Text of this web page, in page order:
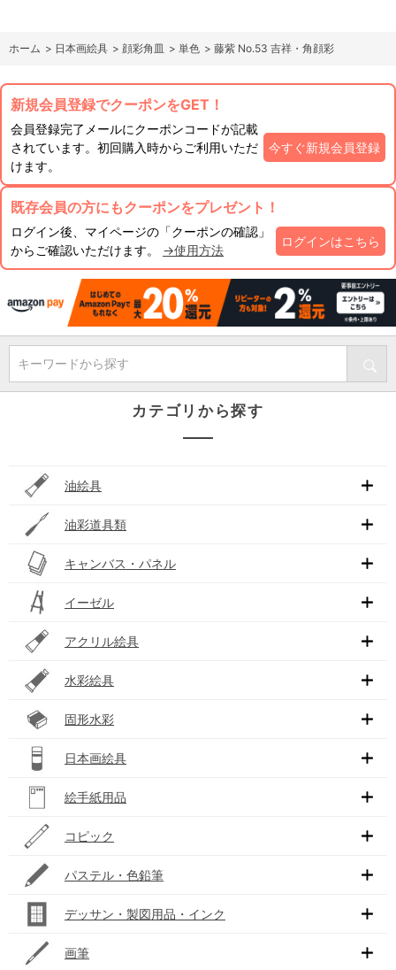
ホーム > 日本画絵具 > 顔彩角皿 > 単色 > 藤紫 No.53 吉祥・角顔彩
新規会員登録でクーポンをGET！
会員登録完了メールにクーポンコードが記載
されています。初回購入時からご利用いただ
けます。
今すぐ新規会員登録
既存会員の方にもクーポンをプレゼント！
ログイン後、マイページの「クーポンの確認」
からご確認いただけます。 →使用方法
ログインはこちら
キーワードから探す
カテゴリから探す
油絵具
油彩道具類
キャンバス・パネル
イーゼル
アクリル絵具
水彩絵具
固形水彩
日本画絵具
絵手紙用品
コピック
パステル・色鉛筆
デッサン・製図用品・インク
画筆